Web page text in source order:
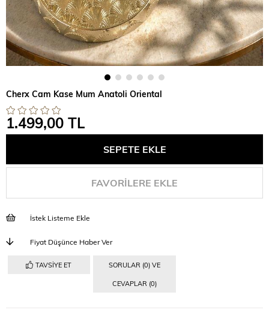
Cherx Cam Kase Mum Anatoli Oriental
1.499,00 TL
FAVORILERE EKLE
İstek Listeme Ekle
Fiyat Düşünce Haber Ver
TAVSIYE ET SORULAR (0) VE
CEVAPLAR (0)